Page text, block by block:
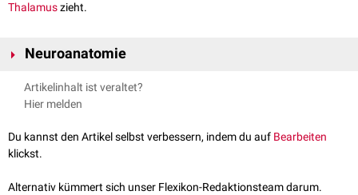
Thalamuszieht.
Neuroanatomie
Der Fasciculus thalamicus bildet das Feld H1 nach Forel. Seine
gemischten Fasersysteme stammen aus dem
cerebellothalamicus).
DieKollateralen
denNucleus parafascicularis.
Artikelinhalt ist veraltet?
Hier melden
Du kannst den Artikel selbst verbessern, indem du auf Bearbeiten
klickst.
Alternativ kümmert sich unser Flexikon-Redaktionsteam darum.